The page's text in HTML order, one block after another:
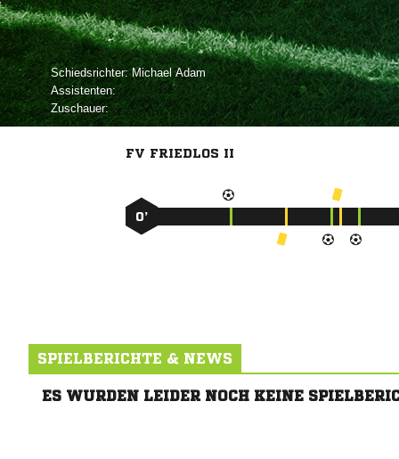
Schiedsrichter: 
Assistenten:
Zuschauer:
FV FRIEDLOS II
0’
SPIELBERICHTE & NEWS
ES WURDEN LEIDER NOCH KEINE